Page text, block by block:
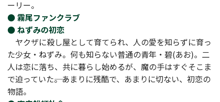
ーリー。
● 霧尾ファンクラブ
● ねずみの初恋
ヤクザに殺し屋として育てられ、人の愛を知らずに育っ
た少女・ねずみ。何も知らない普通の青年・碧(あお)。二
人は恋に落ち、共に暮らし始めるが、魔の手はすぐそこま
で迫っていた――。あまりに残酷で、あまりに切ない、初恋の
物語。